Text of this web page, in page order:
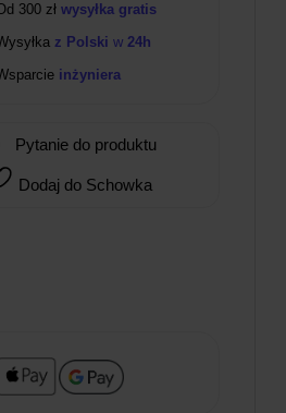
300 złwysyłka gratis
z Polskiw24h
inżyniera
Pytanie do produktu
Dodaj do Schowka